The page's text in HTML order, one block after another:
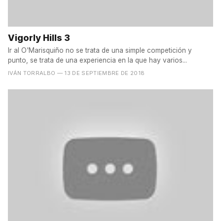
Vigorly Hills 3
Ir al O'Marisquiño no se trata de una simple competición y
punto, se trata de una experiencia en la que hay varios...
IVÁN TORRALBO — 13 DE SEPTIEMBRE DE 2018